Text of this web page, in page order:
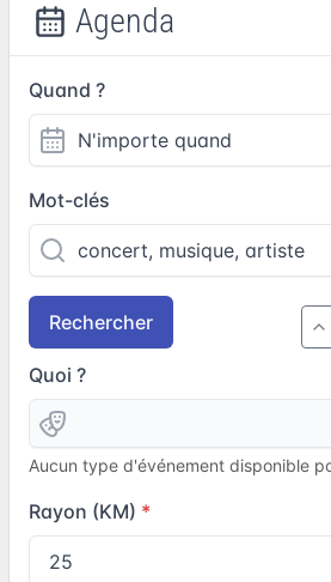
Agenda
Quand ?
Mot-clés
Rechercher
Quoi ?
Aucun type d'événement disponible
Rayon (KM)